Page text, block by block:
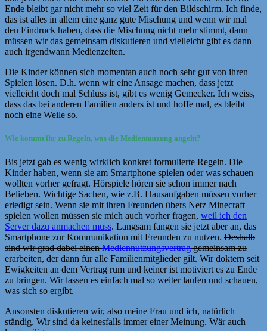
Ende bleibt gar nicht mehr so viel Zeit für den Bildschirm. Ich finde,
das ist alles in allem eine ganz gute Mischung und wenn wir mal
den Eindruck haben, dass die Mischung nicht mehr stimmt, dann
müssen wir das gemeinsam diskutieren und vielleicht gibt es dann
auch irgendwann Medienzeiten.
Die Kinder können sich momentan auch noch sehr gut von ihren
Spielen lösen. D.h. wenn wir eine Ansage machen, dass jetzt
vielleicht doch mal Schluss ist, gibt es wenig Gemecker. Ich weiss,
dass das bei anderen Familien anders ist und hoffe mal, es bleibt
noch eine Weile so.
Wie kommt ihr zu Regeln, was die Mediennutzung angeht?
Bis jetzt gab es wenig wirklich konkret formulierte Regeln. Die
Kinder haben, wenn sie am Smartphone spielen oder was schauen
wollten vorher gefragt. Hörspiele hören sie schon immer nach
Belieben. Wichtige Sachen, wie z.B. Hausaufgaben müssen vorher
erledigt sein. Wenn sie mit ihren Freunden übers Netz Minecraft
spielen wollen müssen sie mich auch vorher fragen, weil ich den
Server dazu anmachen muss. Langsam fangen sie jetzt aber an, das
Smartphone zur Kommunikation mit Freunden zu nutzen. Deshalb
sind wir grad dabei einenMediennutzungsvertraggemeinsam zu
erarbeiten, der dann für alle Familienmitglieder gilt. Wir doktern seit
Ewigkeiten an dem Vertrag rum und keiner ist motiviert es zu Ende
zu bringen. Wir lassen es einfach mal so weiter laufen und schauen,
was sich so ergibt.
Ansonsten diskutieren wir, also meine Frau und ich, natürlich
ständig. Wir sind da keinesfalls immer einer Meinung. Wär auch